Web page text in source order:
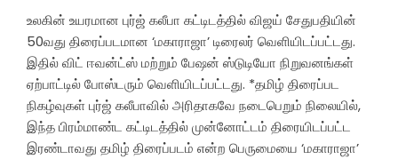
உலகின் உயரமான புர்ஜ் கலீபா கட்டிடத்தில் விஜய் சேதுபதியின்
50வது திரைப்படமான ‘மகாராஜா’ டிரைலர் வெளியிடப்பட்டது.
இதில் விட் ஈவன்ட்ஸ் மற்றும் பேஷன் ஸ்டுடியோ நிறுவனங்கள்
ஏற்பாட்டில் போஸ்டரும் வெளியிடப்பட்டது. *தமிழ் திரைப்பட
நிகழ்வுகள் புர்ஜ் கலீபாவில் அரிதாகவே நடைபெறும் நிலையில்,
இந்த பிரம்மாண்ட கட்டிடத்தில் முன்னோட்டம் திரையிடப்பட்ட
இரண்டாவது தமிழ் திரைப்படம் என்ற பெருமையை ‘மகாராஜா’